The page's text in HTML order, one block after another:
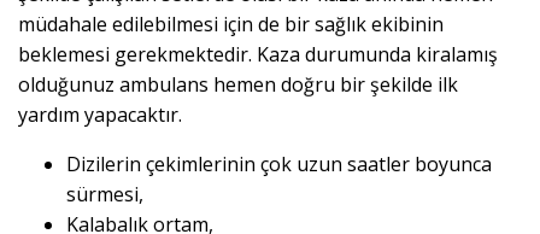
müdahale edilebilmesi için de bir sağlık ekibinin
beklemesi gerekmektedir. Kaza durumunda kiralamış
olduğunuz ambulans hemen doğru bir şekilde ilk
yardım yapacaktır.
Dizilerin çekimlerinin çok uzun saatler boyunca
sürmesi,
Kalabalık ortam,